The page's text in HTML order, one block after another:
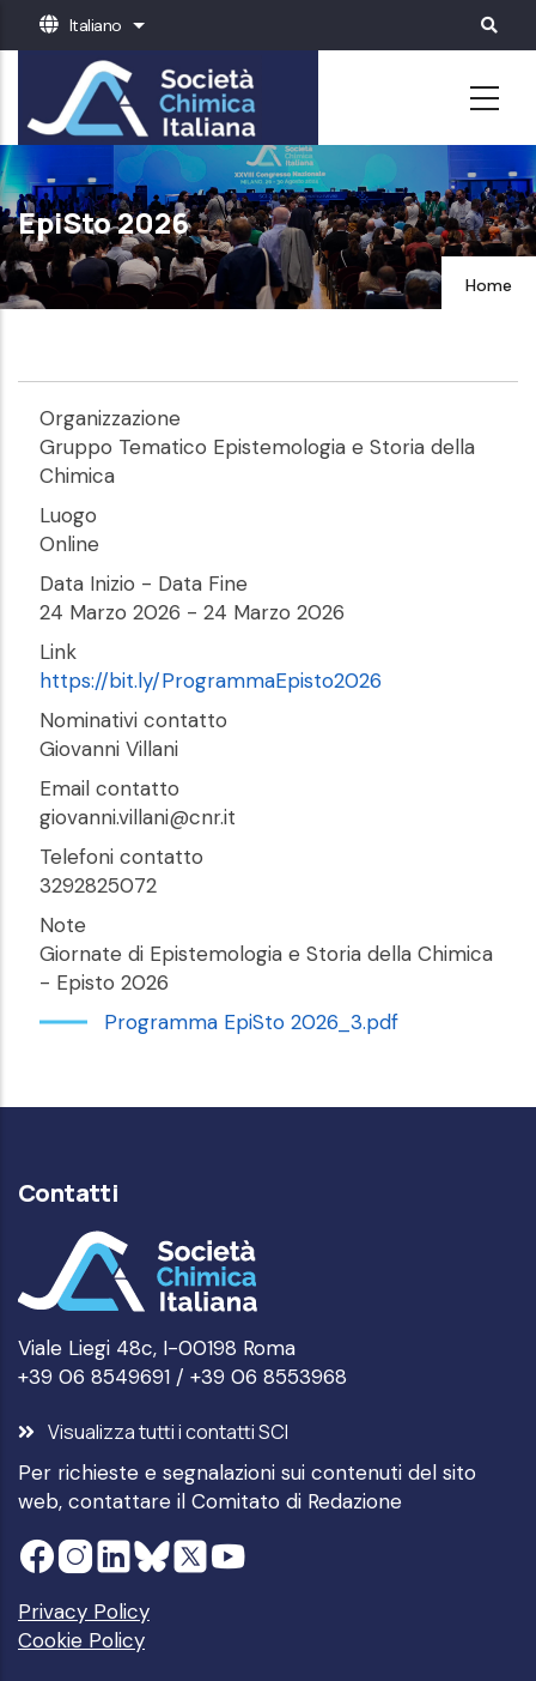
Salta
contenuto
principale
Italiano Mostra ulteriori azioni
EpiSto 2026
Home
Organizzazione
Gruppo Tematico Epistemologia e Storia della
Chimica
Luogo
Online
Data Inizio - Data Fine
24 Marzo 2026 - 24 Marzo 2026
Link
https://bit.ly/ProgrammaEpisto2026
Nominativi contatto
Giovanni Villani
Email contatto
giovanni.villani@cnr.it
Telefoni contatto
3292825072
Note
Giornate di Epistemologia e Storia della Chimica
- Episto 2026
Programma EpiSto 2026_3.pdf
Contatti
Viale Liegi 48c, I-00198 Roma
+39 06 8549691 / +39 06 8553968
Visualizza tutti i contatti SCI
Per richieste e segnalazioni sui contenuti del sito
web, contattare il Comitato di Redazione
Privacy Policy
Cookie Policy